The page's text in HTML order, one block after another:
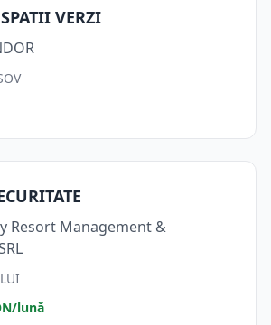
VERZI
Resort Management &
lună